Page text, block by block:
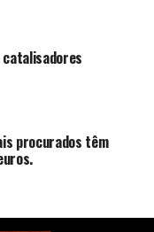
procurados têm